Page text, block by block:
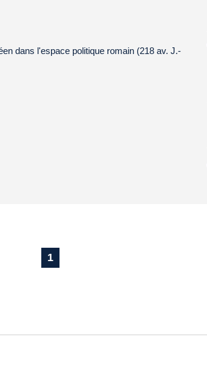
dans l'espace politique romain (218 av. J.-
1